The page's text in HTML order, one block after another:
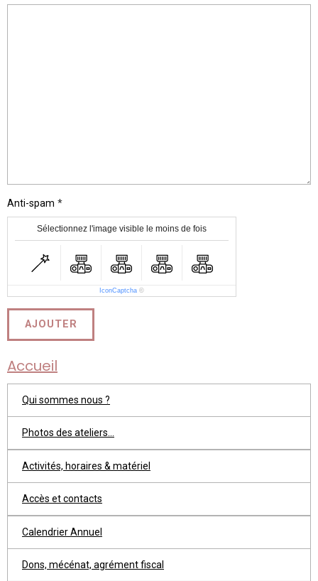
Anti-spam
Sélectionnez l'image visible le moins de fois
IconCaptcha ©
AJOUTER
Accueil
Qui sommes nous ?
Photos des ateliers...
Activités, horaires & matériel
Accès et contacts
Calendrier Annuel
Dons, mécénat, agrément fiscal